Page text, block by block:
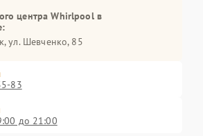
центра Whirlpool в
ул. Шевченко, 85
83
до 21:00